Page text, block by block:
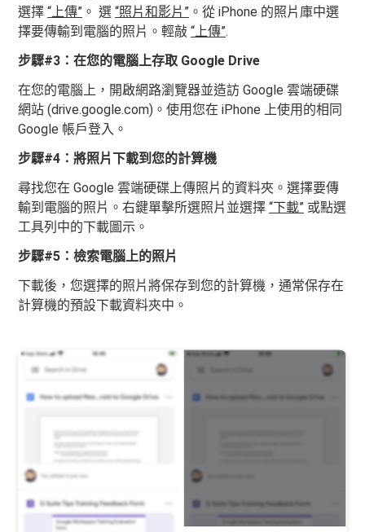
選擇“上傳” 。 選“照片和影片” 。從 iPhone 的照片庫中選
擇要傳輸到電腦的照片。輕敲“上傳”.
步驟#3：在您的電腦上存取 Google Drive
在您的電腦上，開啟網路瀏覽器並造訪 Google 雲端硬碟
網站 (drive.google.com)。使用您在 iPhone 上使用的相同
Google 帳戶登入。
步驟#4：將照片下載到您的計算機
尋找您在 Google 雲端硬碟上傳照片的資料夾。選擇要傳
輸到電腦的照片。右鍵單擊所選照片並選擇“下載” 或點選
工具列中的下載圖示。
步驟#5：檢索電腦上的照片
下載後，您選擇的照片將保存到您的計算機，通常保存在
計算機的預設下載資料夾中。